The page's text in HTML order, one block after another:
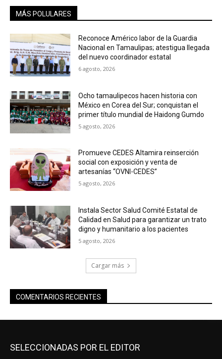
MÁS POLULARES
Reconoce Américo labor de la Guardia
Nacional en Tamaulipas; atestigua llegada
del nuevo coordinador estatal
6 agosto, 2026
Ocho tamaulipecos hacen historia con
México en Corea del Sur; conquistan el
primer título mundial de Haidong Gumdo
5 agosto, 2026
Promueve CEDES Altamira reinserción
social con exposición y venta de
artesanías “OVNI-CEDES”
5 agosto, 2026
Instala Sector Salud Comité Estatal de
Calidad en Salud para garantizar un trato
digno y humanitario a los pacientes
5 agosto, 2026
Cargar más
COMENTARIOS RECIENTES
SELECCIONADAS POR EL EDITOR